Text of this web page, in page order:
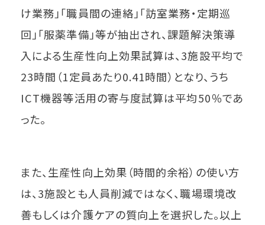
け業務」「職員間の連絡」「訪室業務・定期巡
回」「服薬準備」等が抽出され、課題解決策導
入による生産性向上効果試算は、3施設平均で
23時間（1定員あたり0.41時間）となり、うち
ICT機器等活用の寄与度試算は平均50％であ
った。
また、生産性向上効果（時間的余裕）の使い方
は、3施設とも人員削減ではなく、職場環境改
善もしくは介護ケアの質向上を選択した。以上